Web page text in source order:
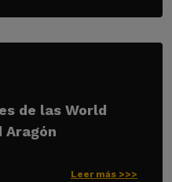
de las World
Aragón
Leer más >>>